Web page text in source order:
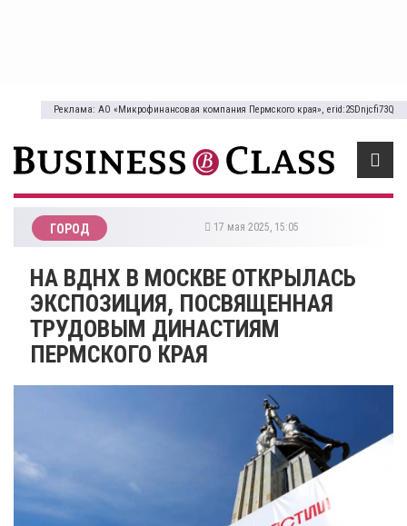
Реклама: АО «Микрофинансовая компания Пермского края», erid:2SDnjcfi73Q
ГОРОД 17 мая 2025, 15:05
НА ВДНХ В МОСКВЕ ОТКРЫЛАСЬ
ЭКСПОЗИЦИЯ, ПОСВЯЩЕННАЯ
ТРУДОВЫМ ДИНАСТИЯМ
ПЕРМСКОГО КРАЯ